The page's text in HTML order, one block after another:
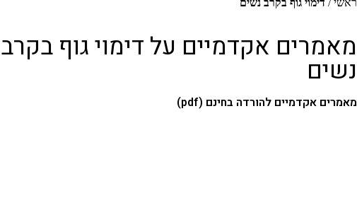
ראשי/ דימוי גוף בקרב נשים
מאמרים אקדמיים על דימוי גוף בקרב
נשים
מאמרים אקדמיים להורדה בחינם (pdf)